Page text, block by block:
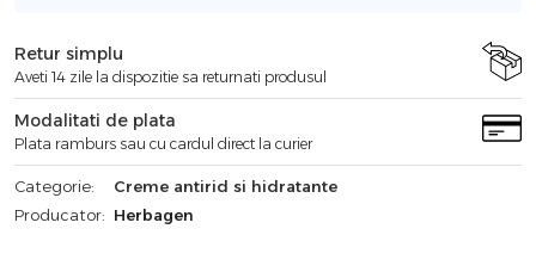
Retur simplu
Aveti 14 zile la dispozitie sa returnati produsul
Modalitati de plata
Plata ramburs sau cu cardul direct la curier
Categorie:
Creme antirid si hidratante
Producator: Herbagen